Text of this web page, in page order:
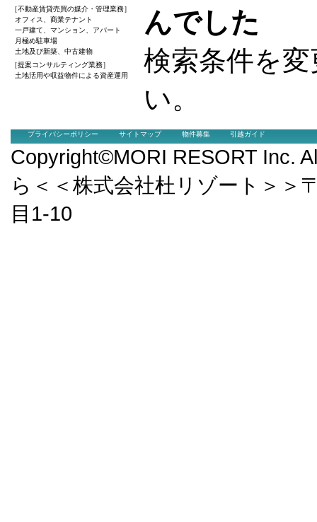
んでした
検索条件を
い。
［不動産賃貸売買の媒介・管理業務］
オフィス、商業テナント
一戸建て、マンション、アパート
月極め駐車場
土地及び新築、中古建物
［提案コンサルティング業務］
土地活用や収益物件による資産運用
プライバシーポリシー サイトマップ 物件募集 引越ガイド
Copyright©MORI RESORT Inc.
ら＜＜株式会社杜リゾート＞＞
目1-10